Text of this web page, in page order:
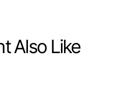
Also Like